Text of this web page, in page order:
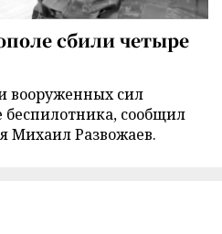
сбили четыре
вооруженных сил
сообщил
Михаил Развожаев.